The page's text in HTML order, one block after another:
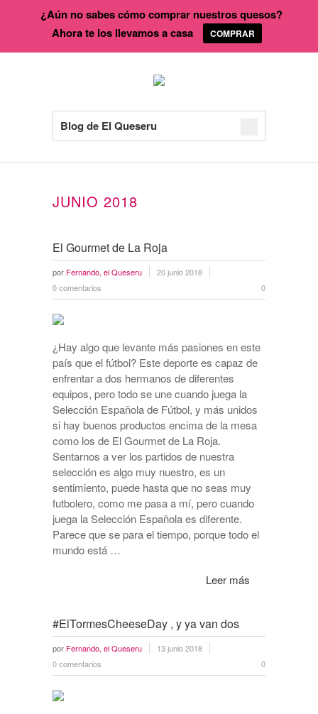
Blog de El Queseru
JUNIO 2018
El Gourmet de La Roja
por Fernando, el Queseru
20 junio 2018
0 comentarios
0
¿Hay algo que levante más pasiones en este
país que el fútbol? Este deporte es capaz de
enfrentar a dos hermanos de diferentes
equipos, pero todo se une cuando juega la
Selección Española de Fútbol, y más unidos
si hay buenos productos encima de la mesa
como los de El Gourmet de La Roja.
Sentarnos a ver los partidos de nuestra
selección es algo muy nuestro, es un
sentimiento, puede hasta que no seas muy
futbolero, como me pasa a mí, pero cuando
juega la Selección Española es diferente.
Parece que se para el tiempo, porque todo el
mundo está …
Leer más
#ElTormesCheeseDay , y ya van dos
por Fernando, el Queseru
13 junio 2018
0 comentarios
0
¿Aún no sabes cómo comprar nuestros quesos?
Ahora te los llevamos a casa
COMPRAR